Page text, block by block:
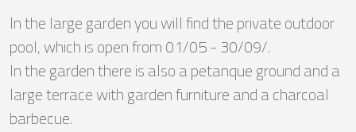
In the large garden you will find the private outdoor
pool, which is open from 01/05 - 30/09/.
In the garden there is also a petanque ground and a
large terrace with garden furniture and a charcoal
barbecue.